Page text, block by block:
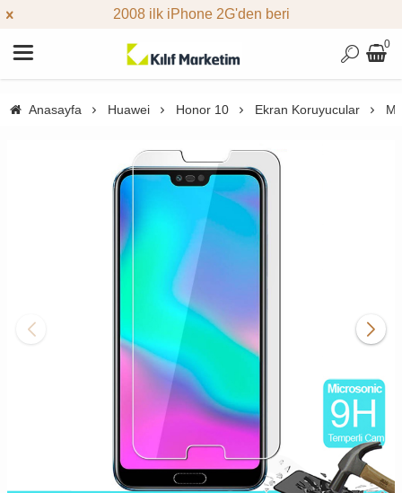
2008 ilk iPhone 2G'den beri
0
Anasayfa Huawei Honor 10 Ekran Koruyucular